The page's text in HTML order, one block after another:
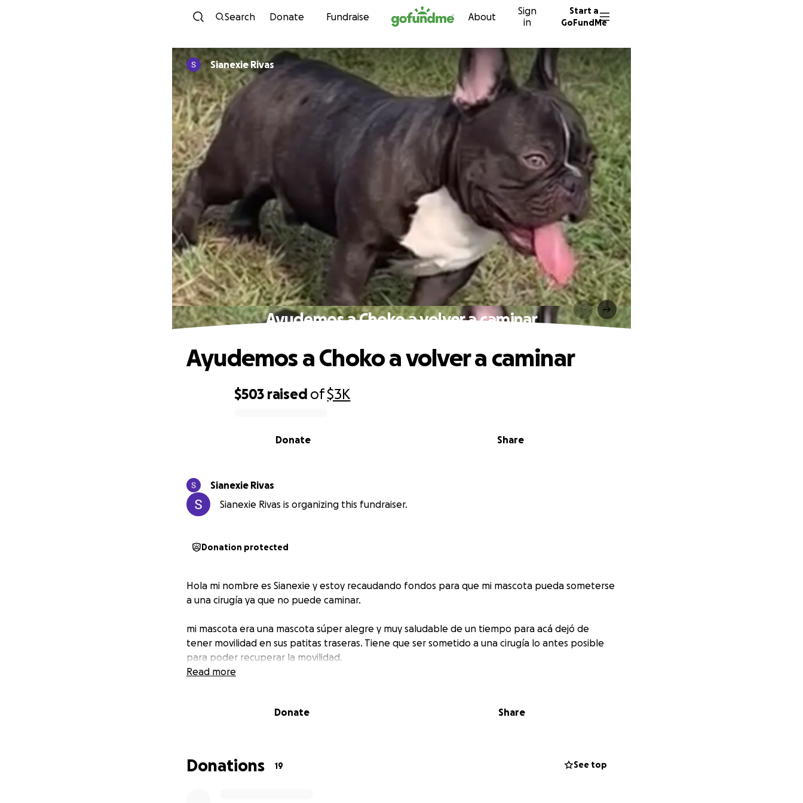
Skip to content
Search Donate Fundraise About
Sign
in
Start a
GoFundMe
Sianexie Rivas
Ayudemos a Choko a volver a caminar
$503 raised of$3K
Share
Donate
Ayudemos a Choko a volver a caminar
Sianexie Rivas
Sianexie Rivas is organizing this fundraiser.
Donation protected
Hola mi nombre es Sianexie y estoy recaudando fondos para que mi mascota pueda someterse
a una cirugía ya que no puede caminar.
mi mascota era una mascota súper alegre y muy saludable de un tiempo para acá dejó de
tener movilidad en sus patitas traseras. Tiene que ser sometido a una cirugía lo antes posible
para poder recuperar la movilidad.
Read more
Donate Share
Donations 19 See top